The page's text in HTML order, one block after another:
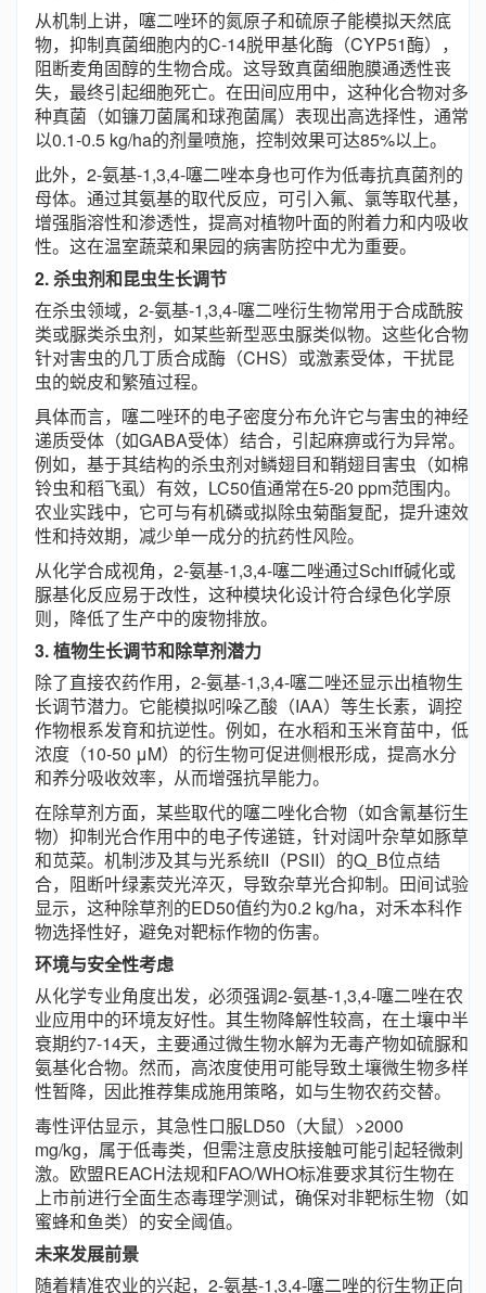
从机制上讲，噻二唑环的氮原子和硫原子能模拟天然底
物，抑制真菌细胞内的C-14脱甲基化酶（CYP51酶），
阻断麦角固醇的生物合成。这导致真菌细胞膜通透性丧
失，最终引起细胞死亡。在田间应用中，这种化合物对多
种真菌（如镰刀菌属和球孢菌属）表现出高选择性，通常
以0.1-0.5 kg/ha的剂量喷施，控制效果可达85%以上。
此外，2-氨基-1,3,4-噻二唑本身也可作为低毒抗真菌剂的
母体。通过其氨基的取代反应，可引入氟、氯等取代基，
增强脂溶性和渗透性，提高对植物叶面的附着力和内吸收
性。这在温室蔬菜和果园的病害防控中尤为重要。
2. 杀虫剂和昆虫生长调节
在杀虫领域，2-氨基-1,3,4-噻二唑衍生物常用于合成酰胺
类或脲类杀虫剂，如某些新型恶虫脲类似物。这些化合物
针对害虫的几丁质合成酶（CHS）或激素受体，干扰昆
虫的蜕皮和繁殖过程。
具体而言，噻二唑环的电子密度分布允许它与害虫的神经
递质受体（如GABA受体）结合，引起麻痹或行为异常。
例如，基于其结构的杀虫剂对鳞翅目和鞘翅目害虫（如棉
铃虫和稻飞虱）有效，LC50值通常在5-20 ppm范围内。
农业实践中，它可与有机磷或拟除虫菊酯复配，提升速效
性和持效期，减少单一成分的抗药性风险。
从化学合成视角，2-氨基-1,3,4-噻二唑通过Schiff碱化或
脲基化反应易于改性，这种模块化设计符合绿色化学原
则，降低了生产中的废物排放。
3. 植物生长调节和除草剂潜力
除了直接农药作用，2-氨基-1,3,4-噻二唑还显示出植物生
长调节潜力。它能模拟吲哚乙酸（IAA）等生长素，调控
作物根系发育和抗逆性。例如，在水稻和玉米育苗中，低
浓度（10-50 μM）的衍生物可促进侧根形成，提高水分
和养分吸收效率，从而增强抗旱能力。
在除草剂方面，某些取代的噻二唑化合物（如含氰基衍生
物）抑制光合作用中的电子传递链，针对阔叶杂草如豚草
和苋菜。机制涉及其与光系统II（PSII）的Q_B位点结
合，阻断叶绿素荧光淬灭，导致杂草光合抑制。田间试验
显示，这种除草剂的ED50值约为0.2 kg/ha，对禾本科作
物选择性好，避免对靶标作物的伤害。
环境与安全性考虑
从化学专业角度出发，必须强调2-氨基-1,3,4-噻二唑在农
业应用中的环境友好性。其生物降解性较高，在土壤中半
衰期约7-14天，主要通过微生物水解为无毒产物如硫脲和
氨基化合物。然而，高浓度使用可能导致土壤微生物多样
性暂降，因此推荐集成施用策略，如与生物农药交替。
毒性评估显示，其急性口服LD50（大鼠）>2000
mg/kg，属于低毒类，但需注意皮肤接触可能引起轻微刺
激。欧盟REACH法规和FAO/WHO标准要求其衍生物在
上市前进行全面生态毒理学测试，确保对非靶标生物（如
蜜蜂和鱼类）的安全阈值。
未来发展前景
随着精准农业的兴起，2-氨基-1,3,4-噻二唑的衍生物正向